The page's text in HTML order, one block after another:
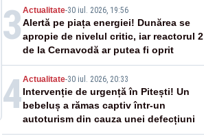
3 Actualitate-30 iul. 2026, 19:56
Alertă pe piața energiei! Dunărea se
apropie de nivelul critic, iar reactorul 2
de la Cernavodă ar putea fi oprit
4Actualitate-30 iul. 2026, 20:33
Intervenție de urgență în Pitești! Un
bebeluș a rămas captiv într-un
autoturism din cauza unei defecțiuni